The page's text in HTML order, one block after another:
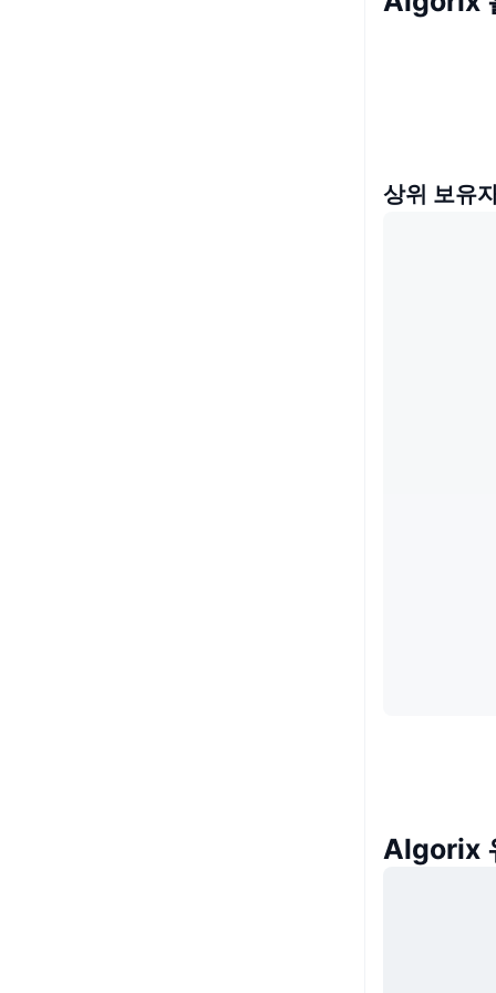
상위 보유
Algorix